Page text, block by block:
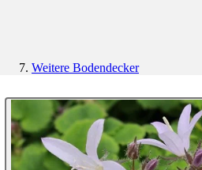
Weitere Bodendecker